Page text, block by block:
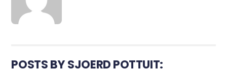
POSTS BY SJOERD POTTUIT: